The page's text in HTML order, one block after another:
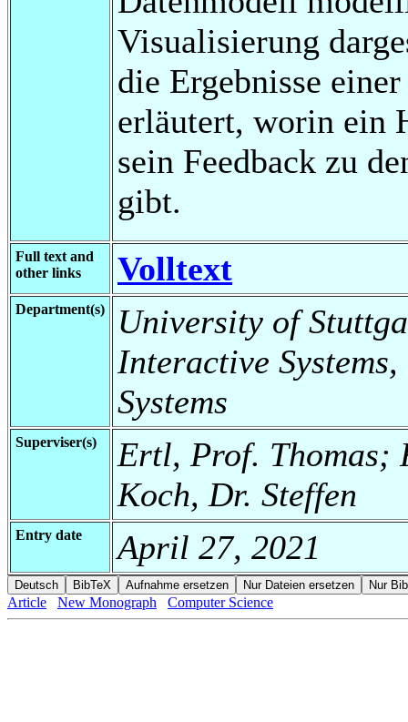
Visualisierung
die Ergebnisse
erläutert, worin ein
sein Feedback zu
gibt.
Full text and
other links
Volltext
Department(s)
University of
Interactive
Systems
Superviser(s)
Ertl, Prof. Thomas;
Koch, Dr. Steffen
Entry date April 27, 2021
Article New Monograph Computer Science